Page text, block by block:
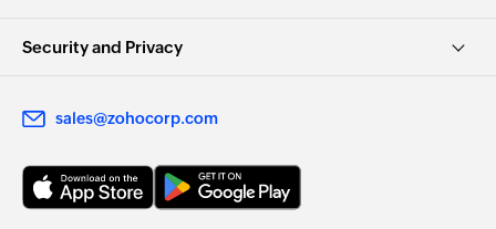
Security and Privacy
sales@zohocorp.com